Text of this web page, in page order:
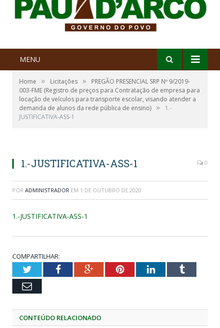
MENU
Home » Licitações »
PREGÃO PRESENCIAL SRP Nº 9/2019-
003-FME (Registro de preços para Contratação de empresa para
locação de veículos para transporte escolar, visando atender a
demanda de alunos da rede pública de ensino) »
1.-
JUSTIFICATIVA-ASS-1
1.-JUSTIFICATIVA-ASS-1 0
POR ADMINISTRADOR EM 1 DE OUTUBRO DE 2020
1.-JUSTIFICATIVA-ASS-1
COMPARTILHAR:
TwitterFacebookGoogle+PinterestLinkedInTumblr
Email
CONTEÚDO RELACIONADO